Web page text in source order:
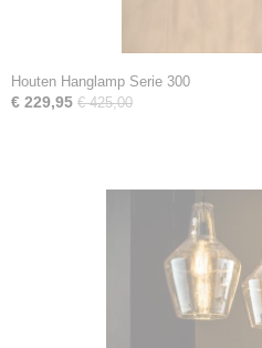
Houten Hanglamp Serie 300
€ 229,95 € 425,00